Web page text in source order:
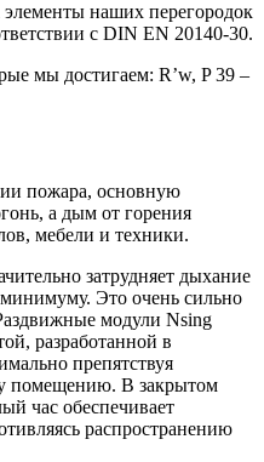
наших перегородок
с DIN EN 20140-30.
мы достигаем: R’w, P 39 –
пожара, основную
а дым от горения
мебели и техники.
затрудняет дыхание
Это очень сильно
модули Nsing
разработанной в
препятствуя
помещению. В закрытом
час обеспечивает
распространению